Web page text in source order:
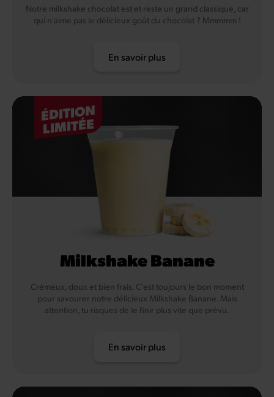
Notre milkshake chocolat est et reste un grand classique, car
qui n'aime pas le délicieux goût du chocolat ? Mmmmm !
En savoir plus
ÉDITION
LIMITÉE
Milkshake Banane
Crémeux, doux et bien frais. C’est toujours le bon moment
pour savourer notre délicieux Milkshake Banane. Mais
attention, tu risques de le finir plus vite que prévu.
En savoir plus